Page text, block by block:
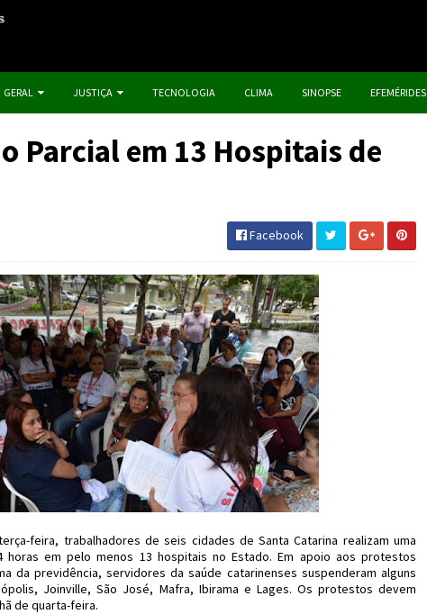
GERAL JUSTIÇA TECNOLOGIA CLIMA SINOPSE EFEMÉRIDES
Parcial em 13 Hospitais de
Facebook
feira, trabalhadores de seis cidades de Santa Catarina realizam uma
horas em pelo menos 13 hospitais no Estado. Em apoio aos protestos
da previdência, servidores da saúde catarinenses suspenderam alguns
Joinville, São José, Mafra, Ibirama e Lages. Os protestos devem
de quarta-feira.